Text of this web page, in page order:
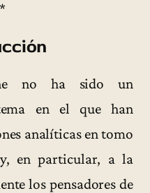
no ha sido un
en el que han
analíticas en tomo
en particular, a la
los pensadores de